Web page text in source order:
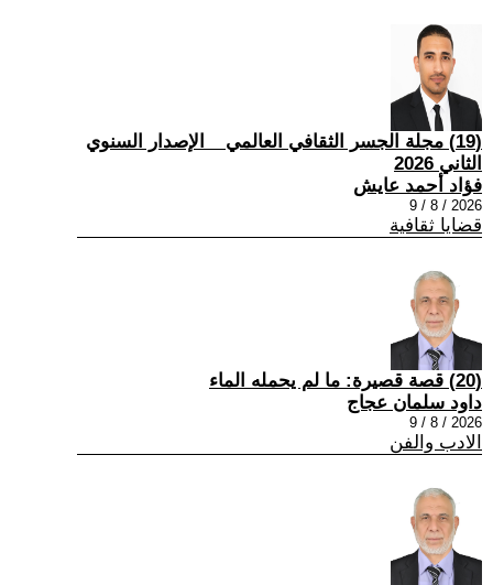
(19) مجلة الجسر الثقافي العالمي _ الإصدار السنوي
الثاني 2026
فؤاد أحمد عايش
2026 / 8 / 9
قضايا ثقافية
(20) قصة قصيرة: ما لم يحمله الماء
داود سلمان عجاج
2026 / 8 / 9
الادب والفن